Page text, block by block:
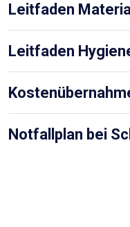
Leitfaden
Leitfaden
Notfallplan bei